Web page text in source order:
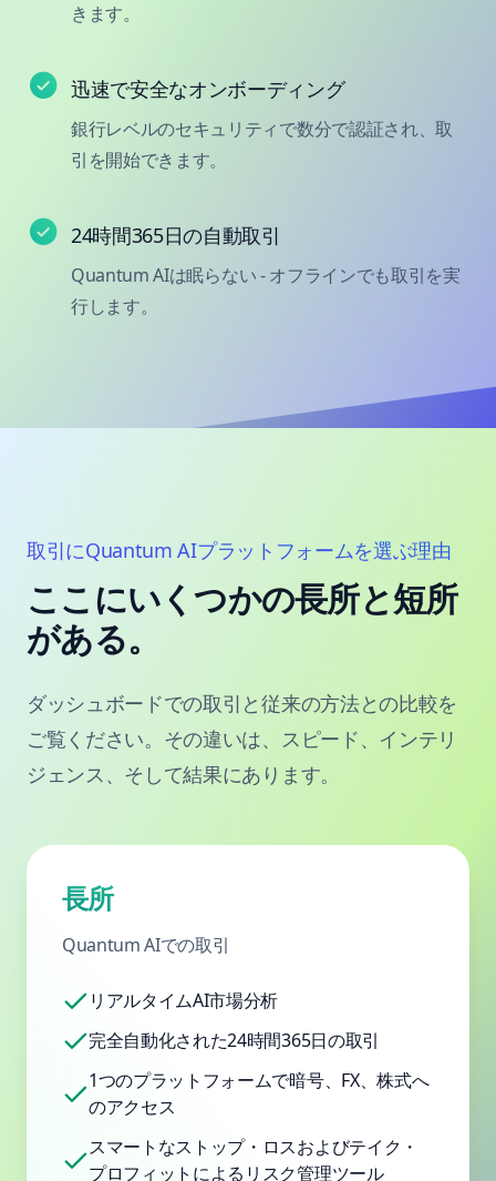
きます。
迅速で安全なオンボーディング
銀行レベルのセキュリティで数分で認証され、取
引を開始できます。
24時間365日の自動取引
Quantum AIは眠らない - オフラインでも取引を実
行します。
取引にQuantum AIプラットフォームを選ぶ理由
ここにいくつかの長所と短所
がある。
ダッシュボードでの取引と従来の方法との比較を
ご覧ください。その違いは、スピード、インテリ
ジェンス、そして結果にあります。
長所
Quantum AIでの取引
リアルタイムAI市場分析
完全自動化された24時間365日の取引
1つのプラットフォームで暗号、FX、株式へ
のアクセス
スマートなストップ・ロスおよびテイク・
プロフィットによるリスク管理ツール